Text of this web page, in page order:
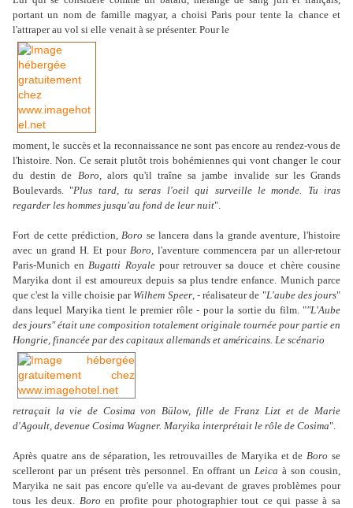
portant un nom de famille magyar, a choisi Paris pour tente la chance et
l'attraper au vol si elle venait à se présenter. Pour le
moment, le succès et la reconnaissance ne sont pas encore au rendez-vous de
l'histoire. Non. Ce serait plutôt trois bohémiennes qui vont changer le cour
du
destin de Boro, alors qu'il traîne sa jambe invalide sur les Grands
Boulevards. "Plus tard, tu seras l'oeil qui surveille le monde. Tu iras
regarder les hommes jusqu'au fond de leur nuit".
Fort de cette prédiction,Boro se lancera dans la grande aventure, l'histoire
avec un grand H. Et pour Boro, l'aventure commencera par un aller-retour
Paris-Munich enBugatti Royalepour retrouver sa douce et chère cousine
Maryika dont il est amoureux depuis sa plus tendre enfance. Munich parce
que c'est la ville choisie par Wilhem Speer, - réalisateur de "L'aube des jours"
dans lequel Maryika tient le premier rôle - pour la sortie du film. ""L'Aube
des jours" était une composition totalement originale tournée pour partie en
Hongrie, financée par des capitaux allemands et américains. Le scénario
retraçait la vie de Cosima von Bülow, fille de Franz Lizt et de Marie
d'Agoult, devenue Cosima Wagner. Maryika interprétait le rôle de Cosima".
Après quatre ans de séparation, les retrouvailles de Maryika et deBoro se
scelleront par un présent très personnel. En offrant unLeica à son cousin,
Maryika ne sait pas encore qu'elle va au-devant de graves problèmes pour
tous les deux. Boro en profite pour photographier tout ce qui passe à sa